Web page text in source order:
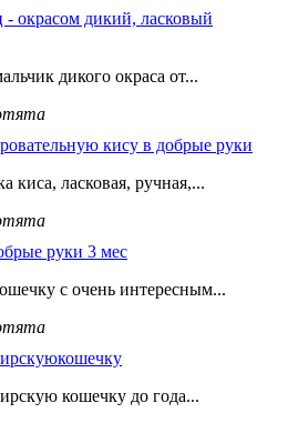
- окрасом дикий, ласковый
дикого окраса от...
кису в добрые руки
киса, ласковая, ручная,...
руки 3 мес
с очень интересным...
кошечку до года...